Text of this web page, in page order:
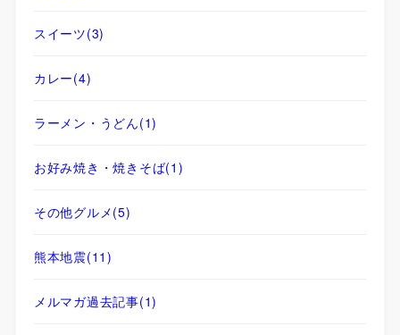
スイーツ(3)
カレー(4)
ラーメン・うどん(1)
お好み焼き・焼きそば(1)
その他グルメ(5)
熊本地震(11)
メルマガ過去記事(1)